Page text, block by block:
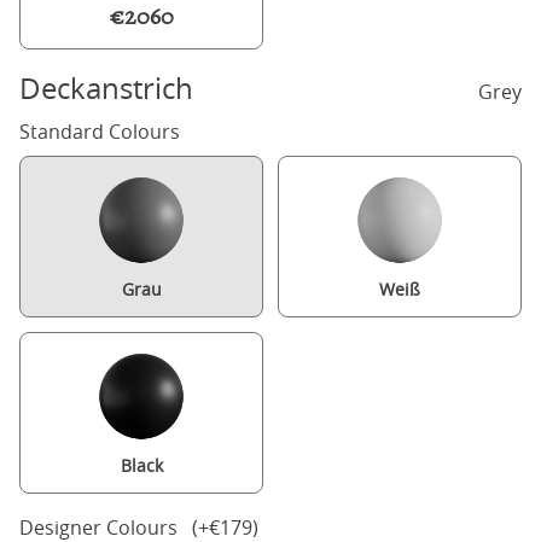
€2060
Deckanstrich
Grey
Standard Colours
Grau Weiß
Black
Designer Colours (+€179)